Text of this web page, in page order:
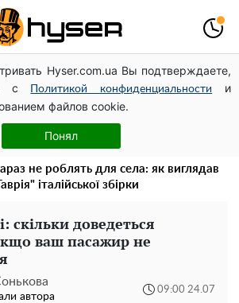
Hyser.com.ua Вы подтверждаете,
с
Политикой конфиденциальности
и
файлов cookie.
Понял
Олександр Конотопський вивів
бюджету через фіктивну фірму в
у цікавих позах змусила відвисати
– було лише початком
не роблять для села: як виглядав
італійської збірки
скільки доведеться
ваш пасажир не
автора
09:00 24.07